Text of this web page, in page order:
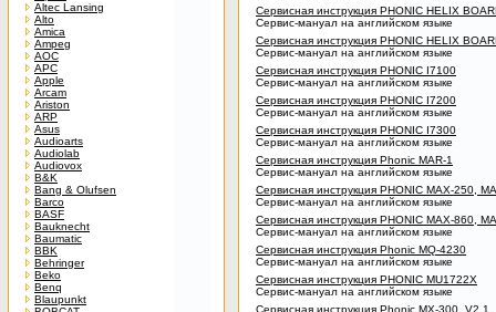
Altec Lansing
Alto
Amica
Ampeg
AOC
APC
Apple
Arcam
Ariston
ARP
Asus
Audioarts
Audiolab
Audiovox
B&K
Bang & Olufsen
Barco
BASF
Bauknecht
Baumatic
BBK
Behringer
Beko
Benq
Blaupunkt
Сервисная инструкция PHONIC HELIX
Сервис-мануал на английском языке
Сервисная инструкция PHONIC HELIX
Сервис-мануал на английском языке
Сервисная инструкция PHONIC I7100
Сервис-мануал на английском языке
Сервисная инструкция PHONIC I7200
Сервис-мануал на английском языке
Сервисная инструкция PHONIC I7300
Сервис-мануал на английском языке
Сервисная инструкция Phonic MAR-1
Сервис-мануал на английском языке
Сервисная инструкция PHONIC MAX-250,
Сервис-мануал на английском языке
Сервисная инструкция PHONIC MAX-860,
Сервис-мануал на английском языке
Сервисная инструкция Phonic MQ-4230
Сервис-мануал на английском языке
Сервисная инструкция PHONIC MU1722X
Сервис-мануал на английском языке
Сервисная инструкция Phonic MX-300, V2.1